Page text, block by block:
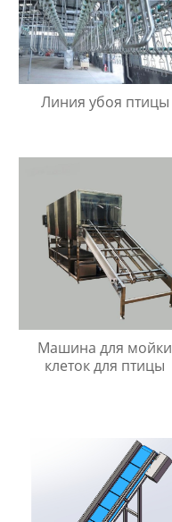
Линия убоя птицы
Машина для мойки
клеток для птицы